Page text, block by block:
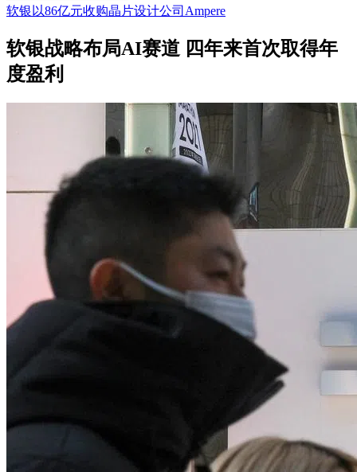
软银以86亿元收购晶片设计公司Ampere
软银战略布局AI赛道 四年来首次取得年
度盈利